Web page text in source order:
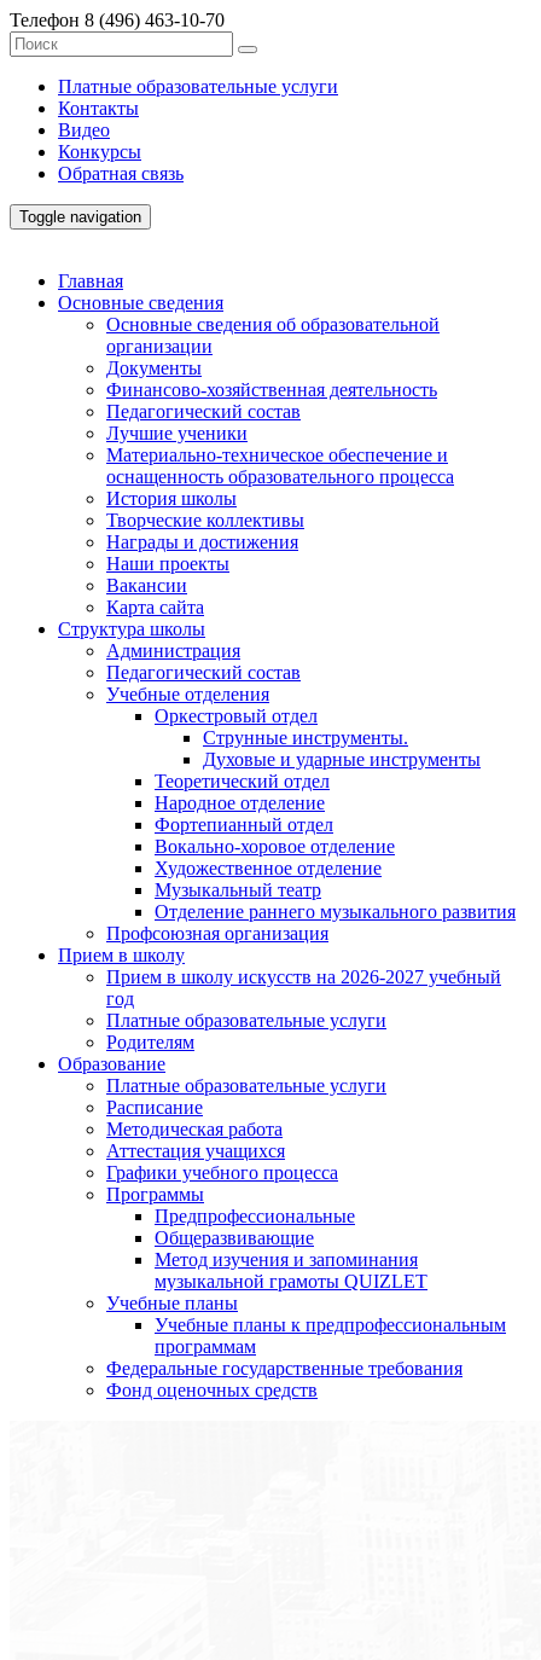
Телефон 8 (496) 463-10-70
Платные образовательные услуги
Контакты
Видео
Конкурсы
Обратная связь
Toggle navigation
Главная
Основные сведения
Основные сведения об образовательной
организации
Документы
Финансово-хозяйственная деятельность
Педагогический состав
Лучшие ученики
Материально-техническое обеспечение и
оснащенность образовательного процесса
История школы
Творческие коллективы
Награды и достижения
Наши проекты
Вакансии
Карта сайта
Структура школы
Администрация
Педагогический состав
Учебные отделения
Оркестровый отдел
Струнные инструменты.
Духовые и ударные инструменты
Теоретический отдел
Народное отделение
Фортепианный отдел
Вокально-хоровое отделение
Художественное отделение
Музыкальный театр
Отделение раннего музыкального развития
Профсоюзная организация
Прием в школу
Прием в школу искусств на 2026-2027 учебный
год
Платные образовательные услуги
Родителям
Образование
Платные образовательные услуги
Расписание
Методическая работа
Аттестация учащихся
Графики учебного процесса
Программы
Предпрофессиональные
Общеразвивающие
Метод изучения и запоминания
музыкальной грамоты QUIZLET
Учебные планы
Учебные планы к предпрофессиональным
программам
Федеральные государственные требования
Фонд оценочных средств